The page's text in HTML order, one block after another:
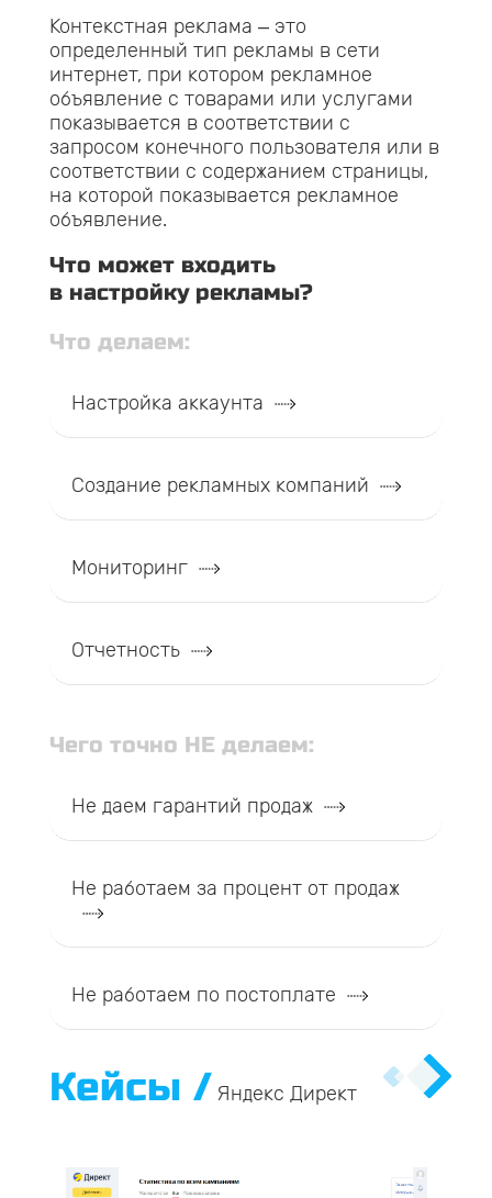
Контекстная реклама – это
определенный тип рекламы в сети
интернет, при котором рекламное
объявление с товарами или услугами
показывается в соответствии с
запросом конечного пользователя или в
соответствии с содержанием страницы,
на которой показывается рекламное
объявление.
Что может входить
в настройку рекламы?
Что делаем:
Настройка аккаунта
Создание рекламных компаний
Мониторинг
Отчетность
Чего точно НЕ делаем:
Не даем гарантий продаж
Не работаем за процент от продаж
Не работаем по постоплате
Кейсы / Яндекс Директ